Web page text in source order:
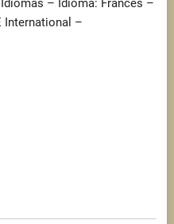
– Idioma: Francés –
International –